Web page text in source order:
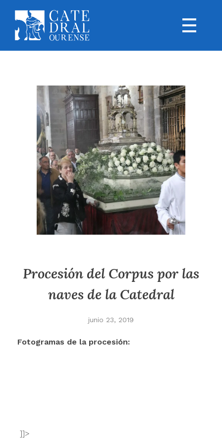
Procesión del Corpus por las
naves de la Catedral
junio 23, 2019
Fotogramas de la procesión:
]]>